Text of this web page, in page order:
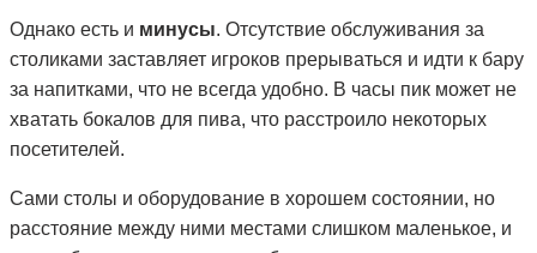
Однако есть и минусы. Отсутствие обслуживания за
столиками заставляет игроков прерываться и идти к бару
за напитками, что не всегда удобно. В часы пик может не
хватать бокалов для пива, что расстроило некоторых
посетителей.
Сами столы и оборудование в хорошем состоянии, но
расстояние между ними местами слишком маленькое, и